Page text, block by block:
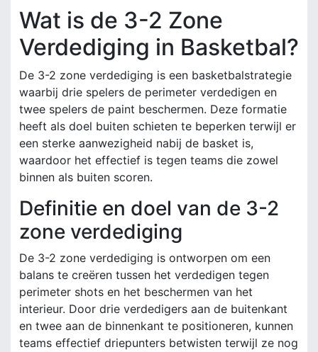
Wat is de 3-2 Zone
Verdediging in Basketbal?
De 3-2 zone verdediging is een basketbalstrategie
waarbij drie spelers de perimeter verdedigen en
twee spelers de paint beschermen. Deze formatie
heeft als doel buiten schieten te beperken terwijl er
een sterke aanwezigheid nabij de basket is,
waardoor het effectief is tegen teams die zowel
binnen als buiten scoren.
Definitie en doel van de 3-2
zone verdediging
De 3-2 zone verdediging is ontworpen om een
balans te creëren tussen het verdedigen tegen
perimeter shots en het beschermen van het
interieur. Door drie verdedigers aan de buitenkant
en twee aan de binnenkant te positioneren, kunnen
teams effectief driepunters betwisten terwijl ze nog